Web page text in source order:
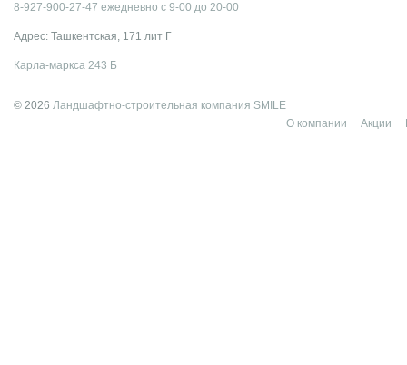
8-927-900-27-47 ежедневно с 9-00 до 20-00
Адрес: Ташкентская, 171 лит Г
Карла-маркса 243 Б
© 2026 Ландшафтно-строительная компания SMILE
О компании
Акции